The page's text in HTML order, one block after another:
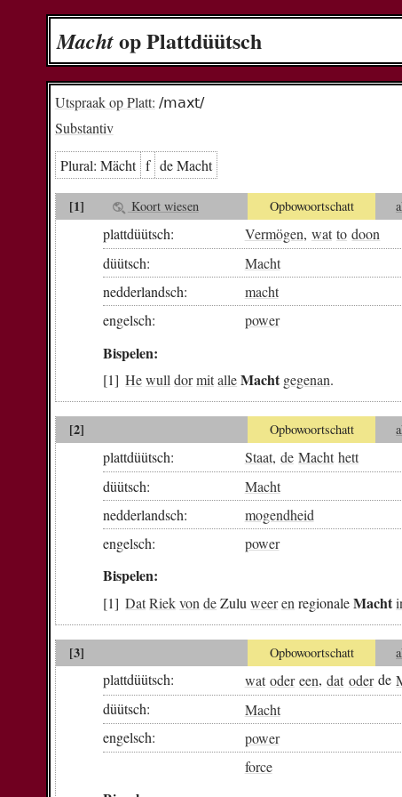
Machtop Plattdüütsch
Utspraak op Platt: /maxt/
Substantiv
Plural: Mächt f de Macht
[1] Koort wiesen Opbowoortschatt
plattdüütsch: Vermögen, wat to doon
düütsch:
Macht
nedderlandsch:
macht
engelsch:
power
Bispelen:
Hewull dormitalleMacht gegenan.
[2] Opbowoortschatt
plattdüütsch: Staat, de Macht hett
düütsch:
Macht
nedderlandsch:
mogendheid
engelsch:
power
Bispelen:
DatRiekvon deZuluweeren regionaleMacht
[3] Opbowoortschatt
plattdüütsch: wat oder een,dat oderde
düütsch:
Macht
engelsch:
power
force